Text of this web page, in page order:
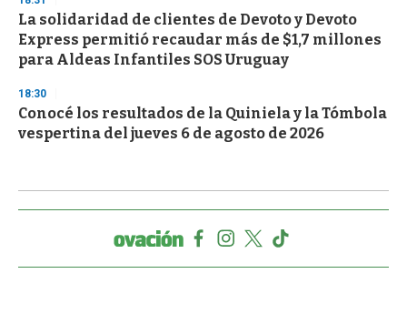
La solidaridad de clientes de Devoto y Devoto
Express permitió recaudar más de $1,7 millones
para Aldeas Infantiles SOS Uruguay
18:30
Conocé los resultados de la Quiniela y la Tómbola
vespertina del jueves 6 de agosto de 2026